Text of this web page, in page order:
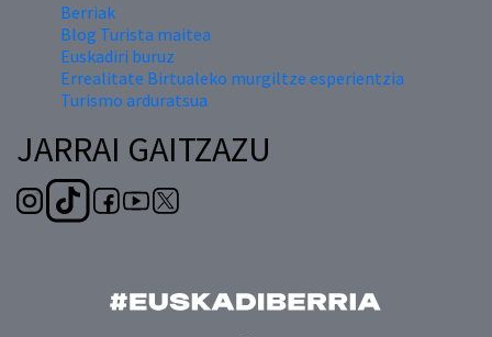
Berriak
Blog Turista maitea
Euskadiri buruz
Errealitate Birtualeko murgiltze esperientzia
Turismo arduratsua
JARRAI GAITZAZU